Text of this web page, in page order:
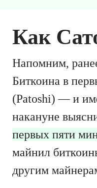
Как
Напомним,
Биткоина в
(Patoshi) — и
накануне
первых пяти
майнил
другим